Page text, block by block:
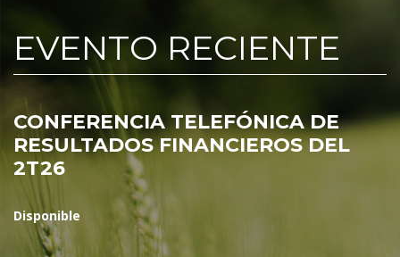
¿Quiénes somos?
Valor Bimbo
Eventos y Presentaciones
Cobertura de analistas
Gobierno Corporativo
Reportes
EVENTO RECIENTE
CONFERENCIA TELEFÓNICA DE
RESULTADOS FINANCIEROS DEL
2T26
Disponible